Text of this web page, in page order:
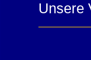
Unsere